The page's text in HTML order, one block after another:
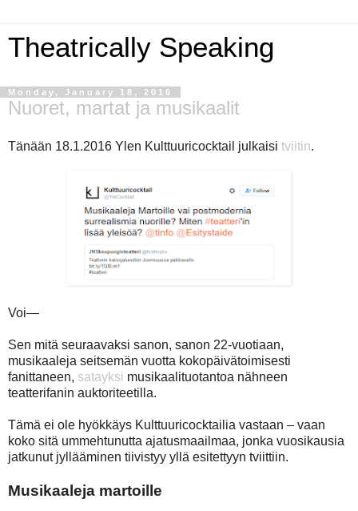
Theatrically Speaking
Monday, January 18, 2016
Nuoret, martat ja musikaalit
Tänään 18.1.2016 Ylen Kulttuuricocktail julkaisi tviitin.
Voi—
Sen mitä seuraavaksi sanon, sanon 22-vuotiaan,
musikaaleja seitsemän vuotta kokopäivätoimisesti
fanittaneen, satayksi musikaalituotantoa nähneen
teatterifanin auktoriteetilla.
Tämä ei ole hyökkäys Kulttuuricocktailia vastaan – vaan
koko sitä ummehtunutta ajatusmaailmaa, jonka vuosikausia
jatkunut jyllääminen tiivistyy yllä esitettyyn tviittiin.
Musikaaleja martoille